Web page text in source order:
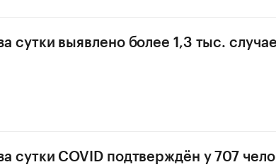
сутки выявлено более 1,3 тыс.
сутки COVID подтверждён у 707